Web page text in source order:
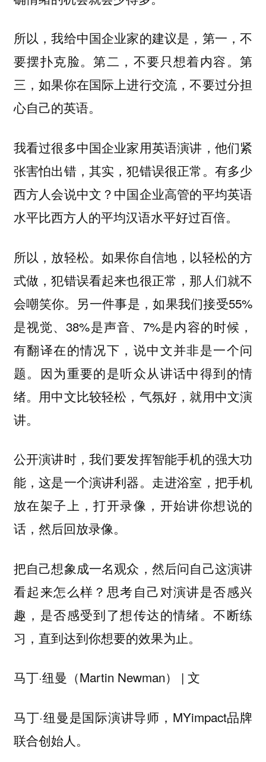
所以，我给中国企业家的建议是，第一，不
要摆扑克脸。第二，不要只想着内容。第
三，如果你在国际上进行交流，不要过分担
心自己的英语。
我看过很多中国企业家用英语演讲，他们紧
张害怕出错，其实，犯错误很正常。有多少
西方人会说中文？中国企业高管的平均英语
水平比西方人的平均汉语水平好过百倍。
所以，放轻松。如果你自信地，以轻松的方
式做，犯错误看起来也很正常，那人们就不
会嘲笑你。另一件事是，如果我们接受55%
是视觉、38%是声音、7%是内容的时候，
有翻译在的情况下，说中文并非是一个问
题。因为重要的是听众从讲话中得到的情
绪。用中文比较轻松，气氛好，就用中文演
讲。
公开演讲时，我们要发挥智能手机的强大功
能，这是一个演讲利器。走进浴室，把手机
放在架子上，打开录像，开始讲你想说的
话，然后回放录像。
把自己想象成一名观众，然后问自己这演讲
看起来怎么样？思考自己对演讲是否感兴
趣，是否感受到了想传达的情绪。不断练
习，直到达到你想要的效果为止。
马丁·纽曼（Martin Newman） | 文
马丁·纽曼是国际演讲导师，MYimpact品牌
联合创始人。